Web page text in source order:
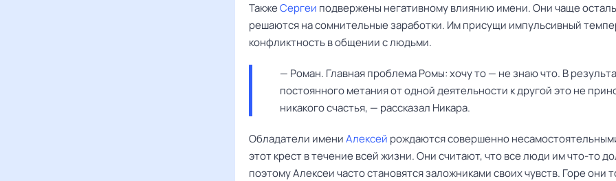
ТакжеСергеи подвержены негативному влиянию имени. Они чаще
решаются на сомнительные заработки. Им присущи импульсивный
конфликтность в общении с людьми.
— Роман. Главная проблема Ромы: хочу то — не знаю что. В
постоянного метания от одной деятельности к другой это не
никакого счастья, — рассказал Никара.
Обладатели имениАлексей рождаются совершенно
этот крест в течение всей жизни. Они считают, что все люди им что-то
поэтому Алексеи часто становятся заложниками своих чувств. Горе они